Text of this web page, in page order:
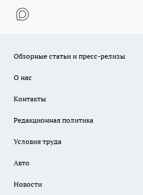
Обзорные статьи и пресс-релизы
О нас
Контакты
Редакционная политика
Условия труда
Авто
Новости